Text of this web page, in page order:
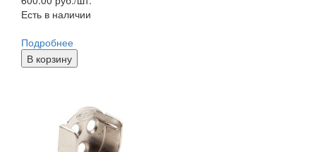
Есть в наличии
Подробнее
В корзину